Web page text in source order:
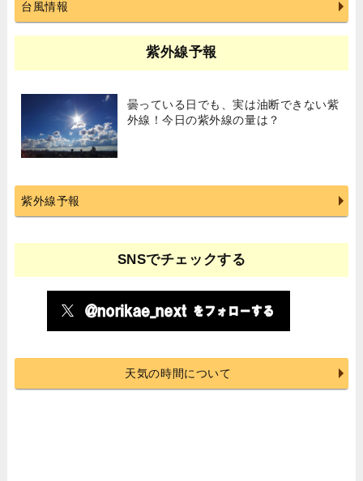
台風情報
紫外線予報
曇っている日でも、実は油断できない紫
外線！今日の紫外線の量は？
紫外線予報
SNSでチェックする
天気の時間について